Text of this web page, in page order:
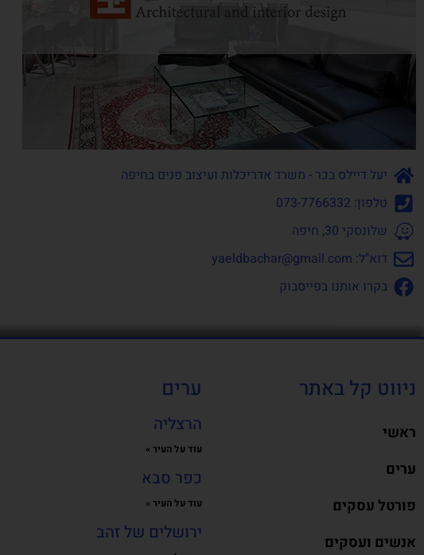
יעל דיילס בכר - משרד אדריכלות ועיצוב פנים בחיפה
טלפון: 073-7766332
שלונסקי 30, חיפה
דוא"ל: yaeldbachar@gmail.com
בקרו אותנו בפייסבוק
ניווט קל באתר
ראשי
ערים
פורטל עסקים
אנשים ועסקים
ערים
הרצליה
עוד על העיר »
כפר סבא
עוד על העיר »
ירושלים של זהב